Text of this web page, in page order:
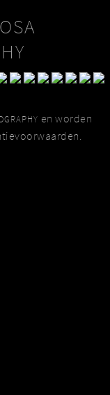
en worden